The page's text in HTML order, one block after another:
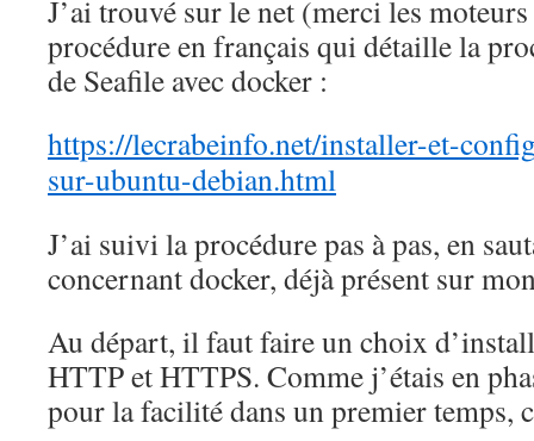
J’ai trouvé sur le net (merci les
procédure en français qui détaille la
de Seafile avec docker :
https://lecrabeinfo.net/installer-et-
sur-ubuntu-debian.html
J’ai suivi la procédure pas à pas, en
concernant docker, déjà présent sur
Au départ, il faut faire un choix
HTTP et HTTPS. Comme j’étais en
pour la facilité dans un premier temps,